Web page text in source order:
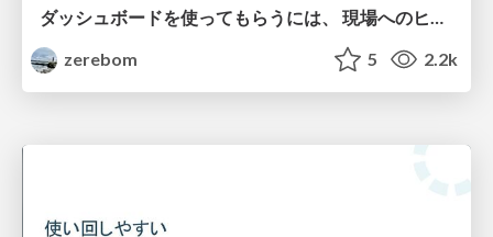
ダッシュボードを使ってもらうには、 現場へのヒアリングが重要だと 改めて気づいた話
zerebom
5 2.2k